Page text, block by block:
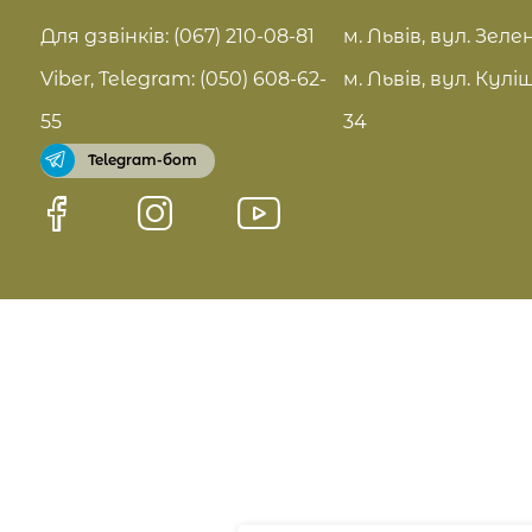
Pro Age догляд
Договір оферти
Для дзвінків: (067) 210-08-81
Viber, Telegram: (050) 608-62-
55
Telegram-бот
м. Львів, вул.
м. Львів, вул.
34